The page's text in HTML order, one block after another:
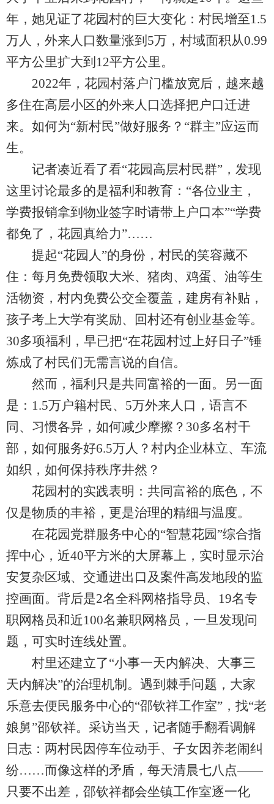
年，她见证了花园村的巨大变化：村民增至1.5
万人，外来人口数量涨到5万，村域面积从0.99
平方公里扩大到12平方公里。
2022年，花园村落户门槛放宽后，越来越
多住在高层小区的外来人口选择把户口迁进
来。如何为“新村民”做好服务？“群主”应运而
生。
记者凑近看了看“花园高层村民群”，发现
这里讨论最多的是福利和教育：“各位业主，
学费报销拿到物业签字时请带上户口本”“学费
都免了，花园真给力”……
提起“花园人”的身份，村民的笑容藏不
住：每月免费领取大米、猪肉、鸡蛋、油等生
活物资，村内免费公交全覆盖，建房有补贴，
孩子考上大学有奖励、回村还有创业基金等。
30多项福利，早已把“在花园村过上好日子”锤
炼成了村民们无需言说的自信。
然而，福利只是共同富裕的一面。另一面
是：1.5万户籍村民、5万外来人口，语言不
同、习惯各异，如何减少摩擦？30多名村干
部，如何服务好6.5万人？村内企业林立、车流
如织，如何保持秩序井然？
花园村的实践表明：共同富裕的底色，不
仅是物质的丰裕，更是治理的精细与温度。
在花园党群服务中心的“智慧花园”综合指
挥中心，近40平方米的大屏幕上，实时显示治
安复杂区域、交通进出口及案件高发地段的监
控画面。背后是2名全科网格指导员、19名专
职网格员和近100名兼职网格员，一旦发现问
题，可实时连线处置。
村里还建立了“小事一天内解决、大事三
天内解决”的治理机制。遇到棘手问题，大家
乐意去便民服务中心的“邵钦祥工作室”，找“老
娘舅”邵钦祥。采访当天，记者随手翻看调解
日志：两村民因停车位动手、子女因养老闹纠
纷……而像这样的矛盾，每天清晨七八点——
只要不出差，邵钦祥都会坐镇工作室逐一化